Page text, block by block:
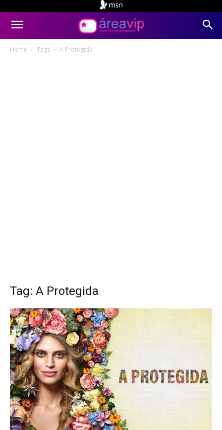
Home Tags A Protegida
Tag: A Protegida